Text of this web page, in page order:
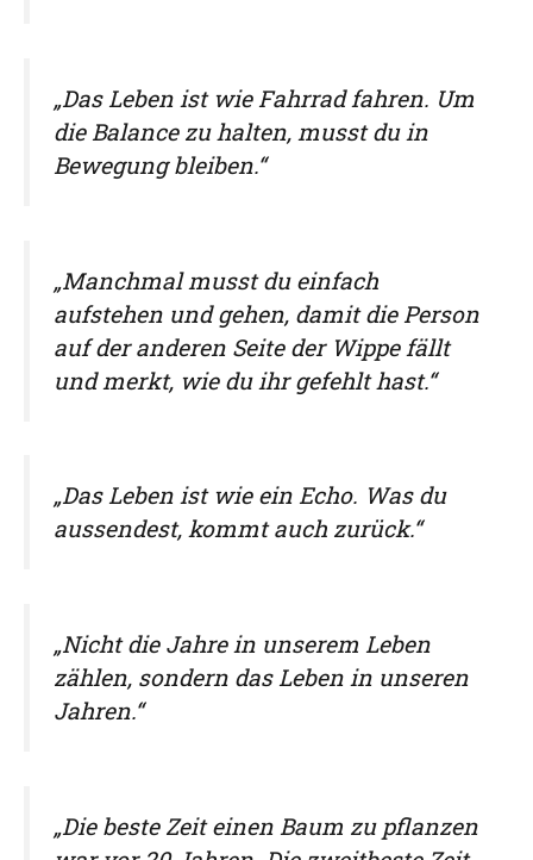
„Das Leben ist wie Fahrrad fahren. Um
die Balance zu halten, musst du in
Bewegung bleiben.“
„Manchmal musst du einfach
aufstehen und gehen, damit die Person
auf der anderen Seite der Wippe fällt
und merkt, wie du ihr gefehlt hast.“
„Das Leben ist wie ein Echo. Was du
aussendest, kommt auch zurück.“
„Nicht die Jahre in unserem Leben
zählen, sondern das Leben in unseren
Jahren.“
„Die beste Zeit einen Baum zu pflanzen